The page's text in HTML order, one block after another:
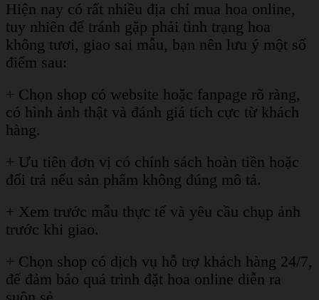
Hiện nay có rất nhiều địa chỉ mua hoa online,
tuy nhiên để tránh gặp phải tình trạng hoa
không tươi, giao sai mẫu, bạn nên lưu ý một số
điểm sau:
+ Chọn shop có website hoặc fanpage rõ ràng,
có hình ảnh thật và đánh giá tích cực từ khách
hàng.
+ Ưu tiên đơn vị có chính sách hoàn tiền hoặc
đổi trả nếu sản phẩm không đúng mô tả.
+ Xem trước mẫu thực tế và yêu cầu chụp ảnh
trước khi giao.
+ Chọn shop có dịch vụ hỗ trợ khách hàng 24/7,
để đảm bảo quá trình đặt hoa online diễn ra